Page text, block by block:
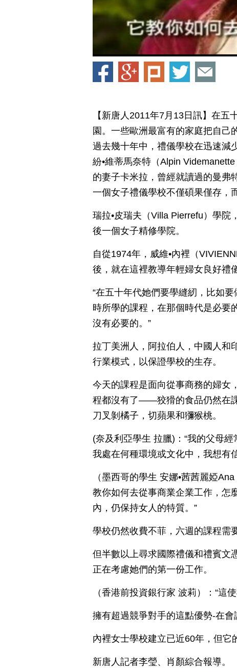
【新唐人2011年7月13日訊】在
園。一些歐洲最富有的家庭把自己
過去幾十年中，禮儀學校在迅速減
紛•維蒂馬奈特（Alpin
的妻子卡米拉，曾經就讀過的曼弗
一個女子禮儀學校不僅碩果僅存，
瑞拉•皮瑞夫（Villa Pierrefu）學院
後一個女子精修學院。
自從1974年，威維•內裡（
後，就在這裡教導年輕婦女良好禮
“在五十年代她們要學縫紉，比如
時所學的課程，在那個時代是必要
沒有必要的。”
拉丁美洲人，阿拉伯人，中國人和
行業模式，以保證學校的生存。
今天的課程是面向從事商務的婦女
程都沒有了——狡猾的食品仍然在
刀叉剝橘子，切蘋果和獼猴桃。
(奈及利亞學生 拉臘)：“我的父母
我處在何種環境或文化中，我想有
（墨西哥的學生 安娜•茜茜麗婭
教你如何去從事商業企業工作，怎
內，仍保持女人的特質。”
學校仍然收費不菲，六週的課程需
但半數以上尋求國際禮儀和禮賓文
正在考慮她們的第一份工作。
（香港前投資銀行家 波莉）：“這
擁有超過競爭對手的這點優勢-在會
內裡女士學校建立已近60年，但它
新唐人記者李瑩、肖顏綜合報導。